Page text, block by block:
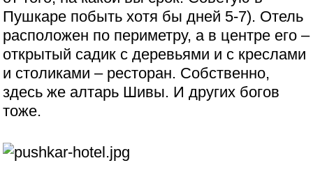
Пушкаре побыть хотя бы дней 5-7). Отель
расположен по периметру, а в центре его –
открытый садик с деревьями и с креслами
и столиками – ресторан. Собственно,
здесь же алтарь Шивы. И других богов
тоже.